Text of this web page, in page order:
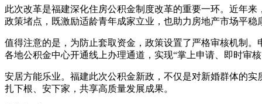
此次改革是福建深化住房公积金制度改革的重要一环。近年
政策堵点，既激励适龄青年成家立业，也助力房地产市场平稳
值得注意的是，为防止套取资金，政策设置了严格审核机制
各地公积金中心开通线上办理通道，实现“掌上申请、即时审
安居方能乐业。福建此次公积金新政，不仅是对新婚群体的
扎下根、安下家，共享高质量发展成果。